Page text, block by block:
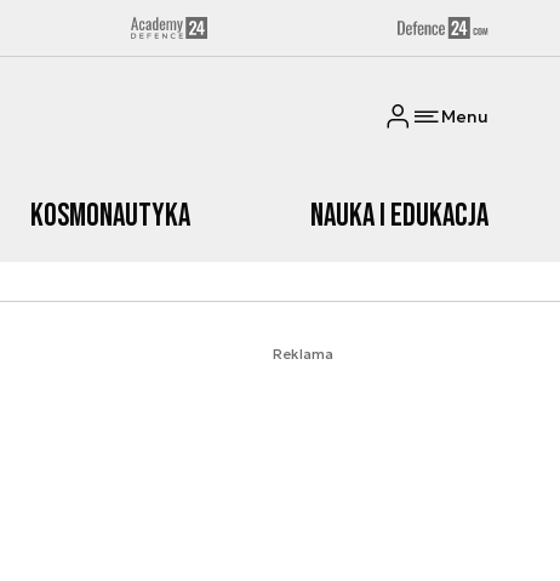
Menu
Kosmonautyka Nauka i edukacja
Reklama